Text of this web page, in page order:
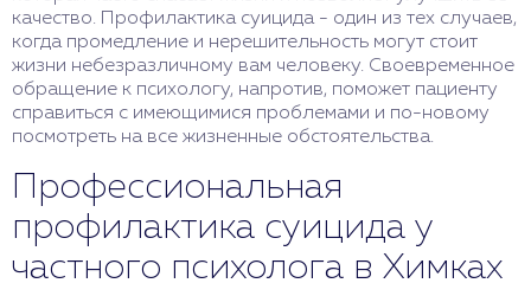
качество. Профилактика суицида - один из тех случаев,
когда промедление и нерешительность могут стоит
жизни небезразличному вам человеку. Своевременное
обращение к психологу, напротив, поможет пациенту
справиться с имеющимися проблемами и по-новому
посмотреть на все жизненные обстоятельства.
Профессиональная
профилактика суицида у
частного психолога в Химках